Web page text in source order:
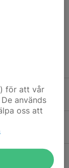
för att vår
används
oss att